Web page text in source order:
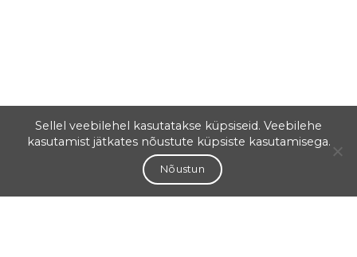
Sellel veebilehel kasutatakse küpsiseid. Veebilehe
kasutamist jätkates nõustute küpsiste kasutamisega.
Nõustun